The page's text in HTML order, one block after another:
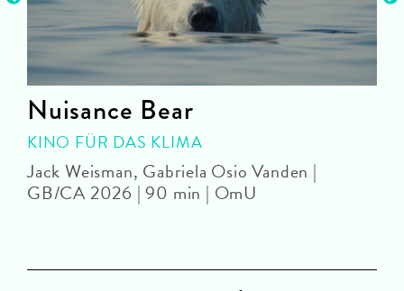
Nuisance Bear
KINO FÜR DAS KLIMA
Jack Weisman, Gabriela Osio Vanden |
GB/CA 2026 | 90 min | OmU